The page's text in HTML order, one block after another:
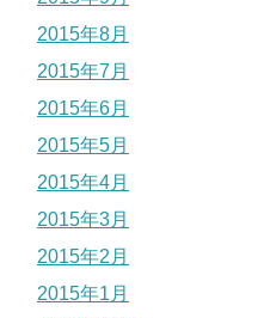
2015年8月
2015年7月
2015年6月
2015年5月
2015年4月
2015年3月
2015年2月
2015年1月